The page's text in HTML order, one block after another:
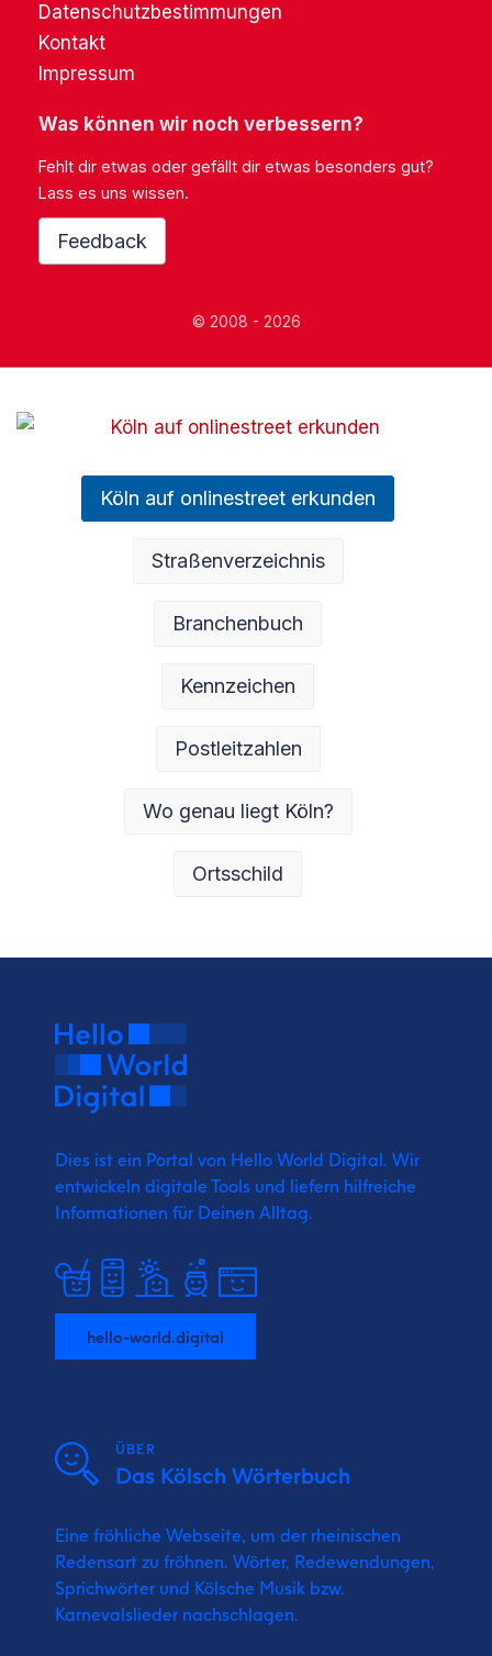
Datenschutzbestimmungen
Kontakt
Impressum
Was können wir noch verbessern?
Fehlt dir etwas oder gefällt dir etwas besonders gut?
Lass es uns wissen.
Feedback
© 2008 - 2026
Köln auf onlinestreet erkunden
Straßenverzeichnis
Branchenbuch
Kennzeichen
Postleitzahlen
Wo genau liegt Köln?
Ortsschild
Dies ist ein Portal von Hello World Digital. Wir
entwickeln digitale Tools und liefern hilfreiche
Informationen für Deinen Alltag.
hello-world.digital
ÜBER
Das Kölsch Wörterbuch
Eine fröhliche Webseite, um der rheinischen
Redensart zu fröhnen. Wörter, Redewendungen,
Sprichwörter und Kölsche Musik bzw.
Karnevalslieder nachschlagen.